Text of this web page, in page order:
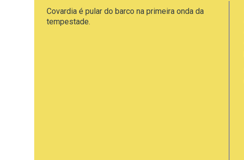
Covardia é pular do barco na primeira onda da
tempestade.